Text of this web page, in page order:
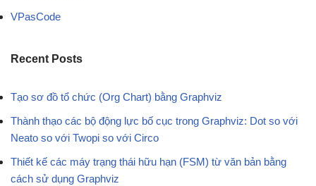
VPasCode
Recent Posts
Tạo sơ đồ tổ chức (Org Chart) bằng Graphviz
Thành thạo các bộ động lực bố cục trong Graphviz: Dot so với
Neato so với Twopi so với Circo
Thiết kế các máy trạng thái hữu hạn (FSM) từ văn bản bằng
cách sử dụng Graphviz